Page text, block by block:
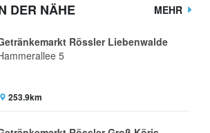
DER NÄHE MEHR
Rössler Liebenwalde
5
253.9km